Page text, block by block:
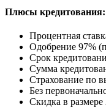
Плюсы кредитования:
Процентная
Одобрение 97%
Срок
Сумма
Страхование по
Без
Скидка в